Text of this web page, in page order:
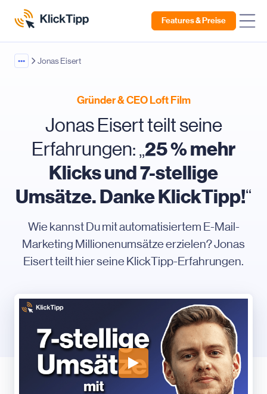
Features & Preise
••• Jonas Eisert
Gründer & CEO Loft Film
Jonas Eisert teilt seine
Erfahrungen: „25 % mehr
Klicks und 7-stellige
Umsätze. Danke KlickTipp!“
Wie kannst Du mit automatisiertem E-Mail-
Marketing Millionenumsätze erzielen? Jonas
Eisert teilt hier seine KlickTipp-Erfahrungen.